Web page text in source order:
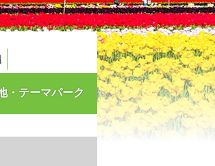
・テーマパーク